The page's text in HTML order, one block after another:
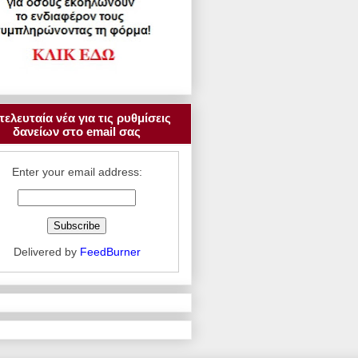
νέα για τις ρυθμίσεις
δανείων στο email σας
Enter your email address:
Delivered by FeedBurner